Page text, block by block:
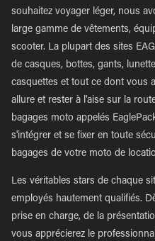
souhaitez voyager léger, nous
large gamme de vêtements,
scooter. La plupart des sites
de casques, bottes, gants,
casquettes et tout ce dont vous
allure et rester à l'aise sur la
bagages moto appelés
s'intégrer et se fixer en toute
bagages de votre moto de
Les véritables stars de chaque
employés hautement qualifiés.
prise en charge, de la
vous apprécierez le